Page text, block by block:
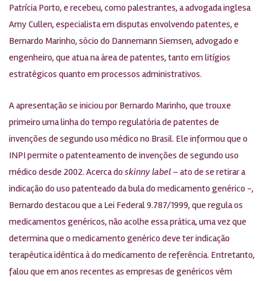
Patrícia Porto, e recebeu, como palestrantes, a advogada inglesa
Amy Cullen, especialista em disputas envolvendo patentes, e
Bernardo Marinho, sócio do Dannemann Siemsen, advogado e
engenheiro, que atua na área de patentes, tanto em litígios
estratégicos quanto em processos administrativos.
A apresentação se iniciou por Bernardo Marinho, que trouxe
primeiro uma linha do tempo regulatória de patentes de
invenções de segundo uso médico no Brasil. Ele informou que o
INPI permite o patenteamento de invenções de segundo uso
médico desde 2002. Acerca doskinny label – ato de se retirar a
indicação do uso patenteado da bula do medicamento genérico -,
Bernardo destacou que a Lei Federal 9.787/1999, que regula os
medicamentos genéricos, não acolhe essa prática, uma vez que
determina que o medicamento genérico deve ter indicação
terapêutica idêntica à do medicamento de referência. Entretanto,
falou que em anos recentes as empresas de genéricos vêm